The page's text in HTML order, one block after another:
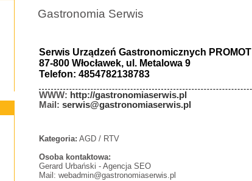
Gastronomia Serwis
Serwis Urządzeń Gastronomicznych PROMOT
87-800 Włocławek, ul. Metalowa 9
Telefon: 4854782138783
WWW: http://gastronomiaserwis.pl
Mail: serwis@gastronomiaserwis.pl
Kategoria: AGD / RTV
Osoba kontaktowa:
Gerard Urbański - Agencja SEO
Mail: webadmin@gastronomiaserwis.pl